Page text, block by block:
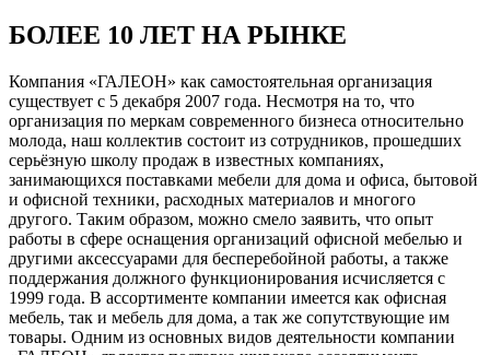
БОЛЕЕ 10 ЛЕТ НА РЫНКЕ
Компания «ГАЛЕОН» как самостоятельная организация
существует с 5 декабря 2007 года. Несмотря на то, что
организация по меркам современного бизнеса относительно
молода, наш коллектив состоит из сотрудников, прошедших
серьёзную школу продаж в известных компаниях,
занимающихся поставками мебели для дома и офиса, бытовой
и офисной техники, расходных материалов и многого
другого. Таким образом, можно смело заявить, что опыт
работы в сфере оснащения организаций офисной мебелью и
другими аксессуарами для бесперебойной работы, а также
поддержания должного функционирования исчисляется с
1999 года. В ассортименте компании имеется как офисная
мебель, так и мебель для дома, а так же сопутствующие им
товары. Одним из основных видов деятельности компании